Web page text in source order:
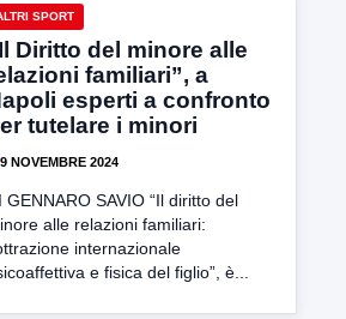
SPORT
Diritto del minore alle
familiari”, a
esperti a confronto
tutelare i minori
NOVEMBRE 2024
GENNARO SAVIO “Il diritto del
alle relazioni familiari:
internazionale
e fisica del figlio”, è...